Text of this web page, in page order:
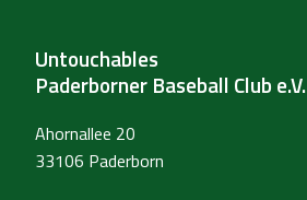
Untouchables
Paderborner Baseball Club e.V.
Ahornallee 20
33106 Paderborn